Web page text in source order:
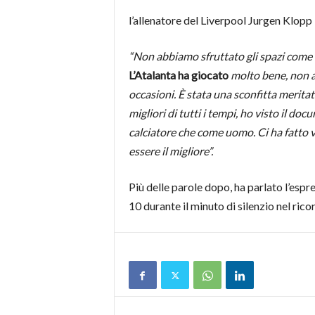
l’allenatore del Liverpool Jurgen Klopp
“Non abbiamo sfruttato gli spazi
L’Atalanta ha giocato molto bene, non
occasioni. È stata una sconfitta
migliori di tutti i tempi, ho visto il
calciatore che come uomo. Ci ha
essere il migliore”.
Più delle parole dopo, ha parlato
10 durante il minuto di silenzio nel